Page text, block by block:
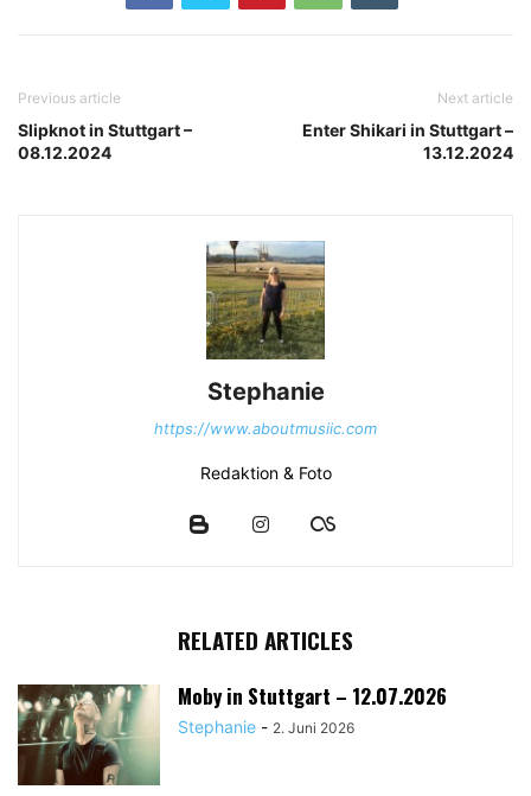
Previous article
Slipknot in Stuttgart –
08.12.2024
Next article
Enter Shikari in Stuttgart –
13.12.2024
Stephanie
https://www.aboutmusiic.com
Redaktion & Foto
RELATED ARTICLES
Moby in Stuttgart – 12.07.2026
Stephanie - 2. Juni 2026